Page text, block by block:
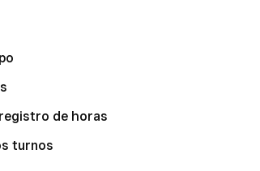
de horas
turnos